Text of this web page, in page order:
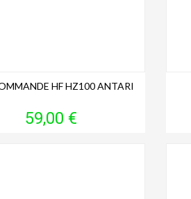
HF HZ100 ANTARI
Prix
59,00 €